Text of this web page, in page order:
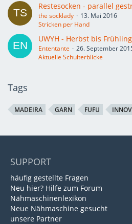
Restesocken - parallel
the socklady
13. Mai 2016
Stricken per Hand
UWYH - Herbst bis Frühling
Ententante
26. September
Aktuelle Schulterblicke
Tags
MADEIRA GARN FUFU
SUPPORT
häufig gestellte Fragen
Neu hier? Hilfe zum Forum
Nähmaschinenlexikon
Neue Nähmaschine gesucht
unsere Partner